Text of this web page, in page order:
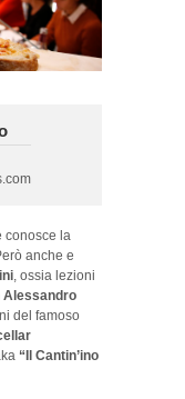
conosce la
anche e
, ossia lezioni
Alessandro
del famoso
“Il Cantin’ino